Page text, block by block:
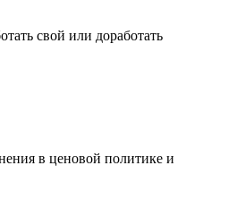
свой или доработать
в ценовой политике и